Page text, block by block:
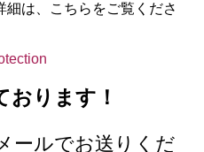
は、こちらをご覧くださ
おります！
ールでお送りくだ